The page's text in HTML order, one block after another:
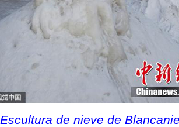
Escultura de nieve de